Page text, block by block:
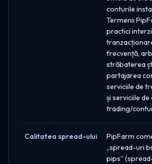
conturile
Termenii
practici
frecvență,
străbaterea
partajarea
serviciile de
și serviciile
trading/
Calitatea spread-ului
PipFarm
„spread-uri
pips”